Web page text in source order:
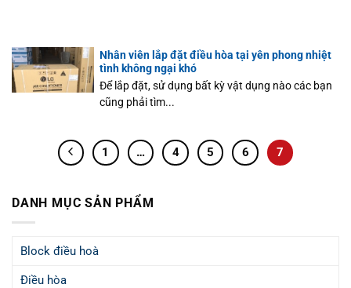
Nhân viên lắp đặt điều hòa tại yên phong nhiệt
tình không ngại khó
Để lắp đặt, sử dụng bất kỳ vật dụng nào các bạn
cũng phải tìm...
1 … 4 5 6 7
DANH MỤC SẢN PHẨM
Block điều hoà
Điều hòa